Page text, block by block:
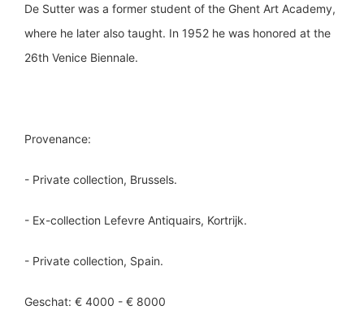
De Sutter was a former student of the Ghent Art Academy,
where he later also taught. In 1952 he was honored at the
26th Venice Biennale.
Provenance:
- Private collection, Brussels.
- Ex-collection Lefevre Antiquairs, Kortrijk.
- Private collection, Spain.
Geschat: € 4000 - € 8000